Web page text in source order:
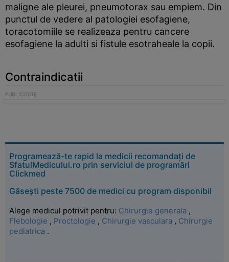
maligne ale pleurei, pneumotorax sau empiem. Din
punctul de vedere al patologiei esofagiene,
toracotomiile se realizeaza pentru cancere
esofagiene la adulti si fistule esotraheale la copii.
Contraindicatii
Programează-te rapid la medicii recomandați de
SfatulMedicului.ro prin serviciul de programări
Clickmed
Găsești peste 7500 de medici cu program disponibil
Alege medicul potrivit pentru: Chirurgie generala ,
Flebologie , Proctologie , Chirurgie vasculara , Chirurgie
pediatrica .